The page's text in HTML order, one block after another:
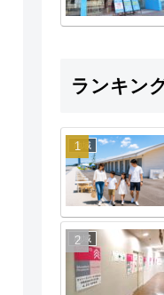
ランキン
地域
地域